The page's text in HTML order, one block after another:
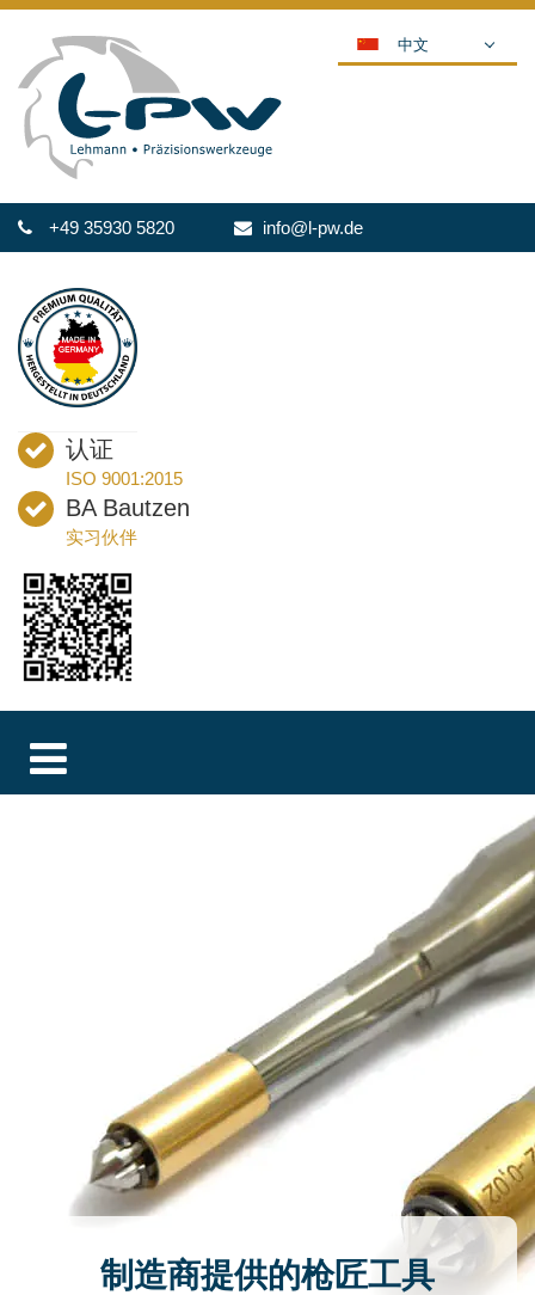
+49 35930 5820 info@l-pw.de
中文
认证
ISO 9001:2015
BA Bautzen
实习伙伴
制造商提供的枪匠工具